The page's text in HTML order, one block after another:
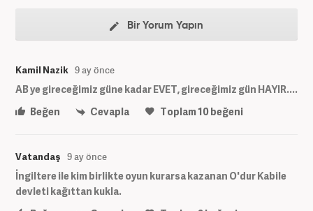
Bir Yorum Yapın
Kamil Nazik 9 ay önce
AB ye gireceğimiz güne kadar EVET, gireceğimiz gün HAYIR....
Beğen
Cevapla Toplam10beğeni
Vatandaş 9 ay önce
İngiltere ile kim birlikte oyun kurarsa kazanan O'dur Kabile
devleti kağıttan kukla.